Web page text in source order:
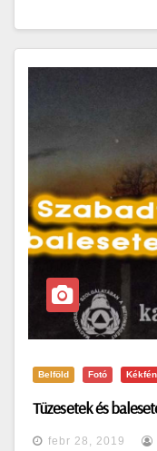
Belföld Fotó
Tüzesetek és
febr 28, 2019